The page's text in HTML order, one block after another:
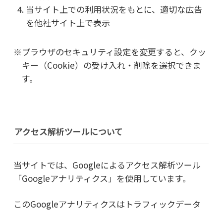
当サイト上での利用状況をもとに、適切な広告
を他社サイト上で表示
※ブラウザのセキュリティ設定を変更すると、クッ
キー（Cookie）の受け入れ・削除を選択できま
す。
アクセス解析ツールについて
当サイトでは、Googleによるアクセス解析ツール
「Googleアナリティクス」を使用しています。
このGoogleアナリティクスはトラフィックデータ